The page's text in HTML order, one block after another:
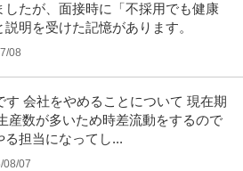
したが、面接時に「不採用でも健康
明を受けた記憶があります。
08
す 会社をやめることについて 現在期
産数が多いため時差流動をするので
担当になってし...
08/07